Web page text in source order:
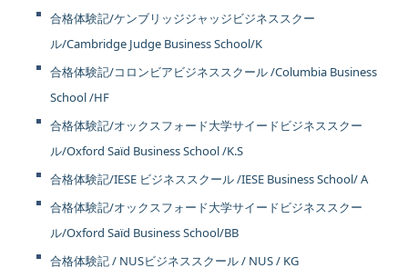
合格体験記/ケンブリッジジャッジビジネススクー
ル/Cambridge Judge Business School/K
合格体験記/コロンビアビジネススクール /Columbia Business
School /HF
合格体験記/オックスフォード大学サイードビジネススクー
ル/Oxford Saïd Business School /K.S
合格体験記/IESE ビジネススクール /IESE Business School/ A
合格体験記/オックスフォード大学サイードビジネススクー
ル/Oxford Saïd Business School/BB
合格体験記 / NUSビジネススクール / NUS / KG